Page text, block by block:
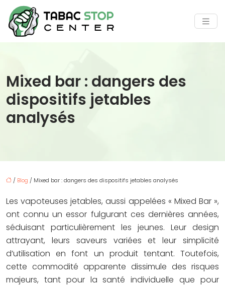
Mixed bar : dangers des
dispositifs jetables
analysés
/ Blog / Mixed bar : dangers des dispositifs jetables analysés
Les vapoteuses jetables, aussi appelées « Mixed Bar »,
ont connu un essor fulgurant ces dernières années,
séduisant particulièrement les jeunes. Leur design
attrayant, leurs saveurs variées et leur simplicité
d’utilisation en font un produit tentant. Toutefois,
cette commodité apparente dissimule des risques
majeurs, tant pour la santé individuelle que pour